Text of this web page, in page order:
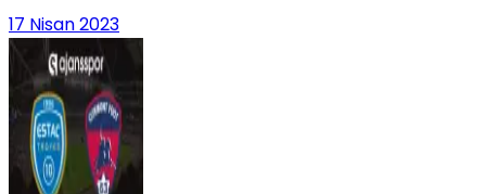
17 Nisan 2023